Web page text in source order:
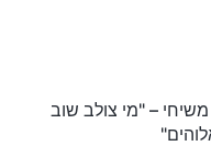
– "מי צולב שוב